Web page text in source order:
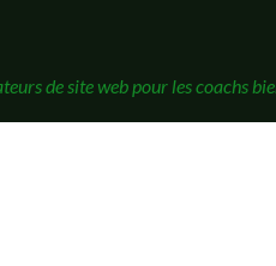
de site web pour les coachs